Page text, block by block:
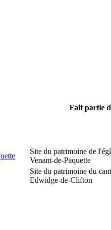
Fait partie
Site du patrimoine de
Venant-de-Paquette
Site du patrimoine du
Edwidge-de-Clifton